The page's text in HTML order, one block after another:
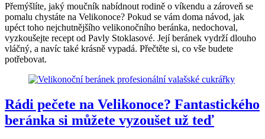
Přemýšlíte, jaký moučník nabídnout rodině o víkendu a zároveň se
pomalu chystáte na Velikonoce? Pokud se vám doma návod, jak
upéct toho nejchutnějšího velikonočního beránka, nedochoval,
vyzkoušejte recept od Pavly Stoklasové. Její beránek vydrží dlouho
vláčný, a navíc také krásně vypadá. Přečtěte si, co vše budete
potřebovat.
Rádi pečete na Velikonoce? Fantastického
beránka si můžete vyzoušet už teď